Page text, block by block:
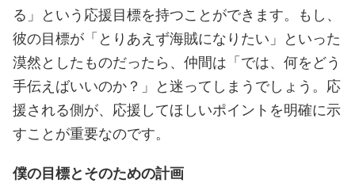
る」という応援目標を持つことができます。もし、
彼の目標が「とりあえず海賊になりたい」といった
漠然としたものだったら、仲間は「では、何をどう
手伝えばいいのか？」と迷ってしまうでしょう。応
援される側が、応援してほしいポイントを明確に示
すことが重要なのです。
僕の目標とそのための計画